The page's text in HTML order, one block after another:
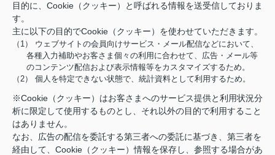
目的に、Cookie（クッキー）と呼ばれる情報を送受信しておりま
す。
主に以下の目的でCookie（クッキー）を使わせていただきます。
（1） ウェブサイトの会員向けサービス・メール配信などにおいて、
各種入力補助やお客さま個々の利用に合わせて、広告・メール等
のコンテンツ配信および表示情報等をカスタマイズするため。
（2） 個人を特定できない状態で、統計資料として利用するため。
※Cookie（クッキー）はお客さまへのサービス提供と利用状況分
析に限定して使用するものとし、それ以外の目的で利用すること
はありません。
なお、広告の配信を委託する第三者への委託に基づき、第三者を
経由して、Cookie（クッキー）情報を保存し、参照する場合があ